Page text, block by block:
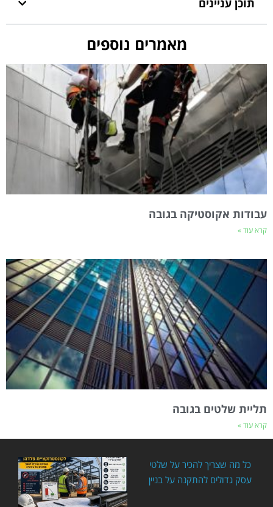
מאמרים נוספים
עבודות אקוסטיקה בגובה
קרא עוד »
תליית שלטים בגובה
קרא עוד »
כל מה שצריך להכיר על שלטי
עסק גדולים להתקנה על בניין